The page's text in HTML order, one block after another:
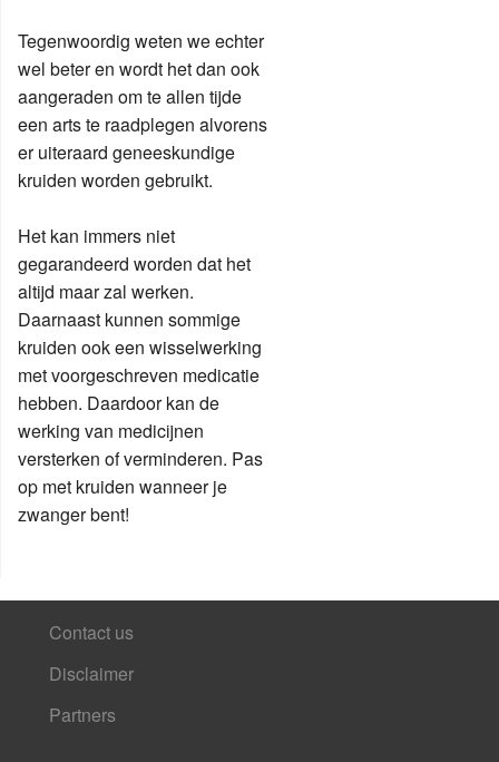
Tegenwoordig weten we echter
wel beter en wordt het dan ook
aangeraden om te allen tijde
een arts te raadplegen alvorens
er uiteraard geneeskundige
kruiden worden gebruikt.
Het kan immers niet
gegarandeerd worden dat het
altijd maar zal werken.
Daarnaast kunnen sommige
kruiden ook een wisselwerking
met voorgeschreven medicatie
hebben. Daardoor kan de
werking van medicijnen
versterken of verminderen. Pas
op met kruiden wanneer je
zwanger bent!
Contact us
Disclaimer
Partners